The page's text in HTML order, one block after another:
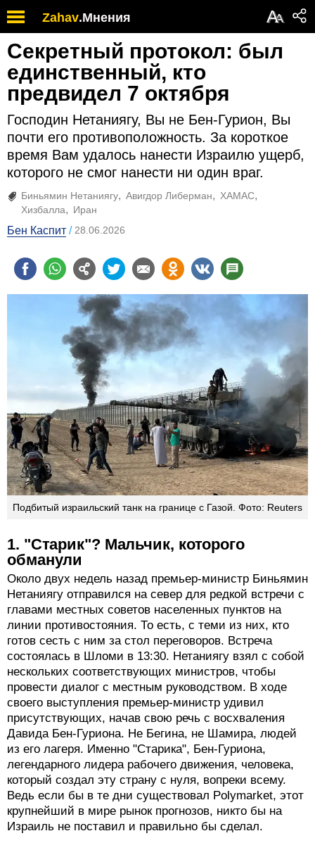
Zahav.Мнения АА
Секретный протокол: был
единственный, кто
предвидел 7 октября
Господин Нетаниягу, Вы не Бен-Гурион, Вы
почти его противоположность. За короткое
время Вам удалось нанести Израилю ущерб,
которого не смог нанести ни один враг.
Биньямин Нетаниягу Авигдор Либерман
ХАМАС
Хизбалла
Иран
Бен Каспит 28.06.2026
Подбитый израильский танк на границе с Газой. Фото: Reuters
1. "Старик"? Мальчик, которого
обманули
Около двух недель назад премьер-министр Биньямин
Нетаниягу отправился на север для редкой встречи с
главами местных советов населенных пунктов на
линии противостояния. То есть, с теми из них, кто
готов сесть с ним за стол переговоров. Встреча
состоялась в Шломи в 13:30. Нетаниягу взял с собой
нескольких соответствующих министров, чтобы
провести диалог с местным руководством. В ходе
своего выступления премьер-министр удивил
присутствующих, начав свою речь с восхваления
Давида Бен-Гуриона. Не Бегина, не Шамира, людей
из его лагеря. Именно "Старика", Бен-Гуриона,
легендарного лидера рабочего движения, человека,
который создал эту страну с нуля, вопреки всему.
Ведь если бы в те дни существовал Polymarket, этот
крупнейший в мире рынок прогнозов, никто бы на
Израиль не поставил и правильно бы сделал.